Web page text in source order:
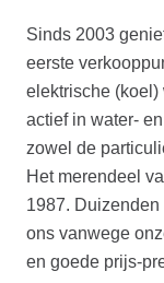
Sinds 2003
eerste
elektrische (koel)
actief in water-
zowel de
Het merendeel
1987.
ons vanwege
en goede prijs-